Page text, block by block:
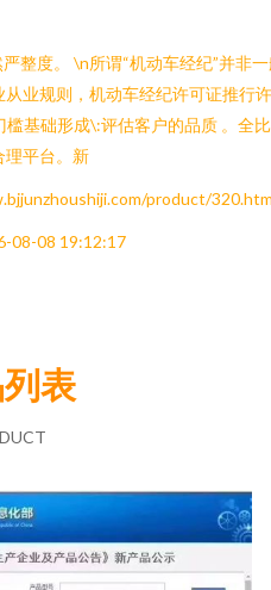
整度。 \n所谓“机动车经纪”并非
业规则，机动车经纪许可证推行
基础形成\:评估客户的品质 。全
理平台。新
product/
08-08 19:12:17
表